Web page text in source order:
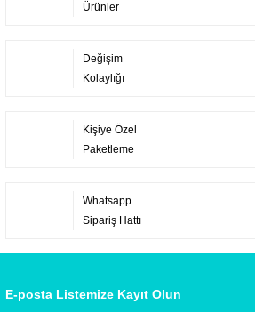
Ürünler
Değişim
Kolaylığı
Kişiye Özel
Paketleme
Whatsapp
Sipariş Hattı
E-posta Listemize Kayıt Olun